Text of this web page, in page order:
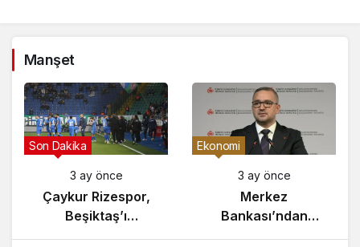
Manşet
3 ay önce
Yunanistan’da
Tartışması
Son Dakika
3 ay önce
Çaykur Rizespor,
Beşiktaş’ı